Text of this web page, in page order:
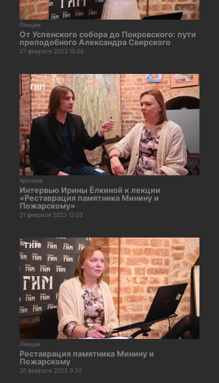
Лекции
От Успенского собора до Покровского: пути
преподобного Александра Свирского
27 февраля 2023 15:56
Хроника
Интервью Ирины Ёлкиной к лекции
«Реставрация памятника Минину и
Пожарскому»
21 февраля 2023 12:03
Лекции
Реставрация памятника Минину и
Пожарскому
20 февраля 2023 9:30